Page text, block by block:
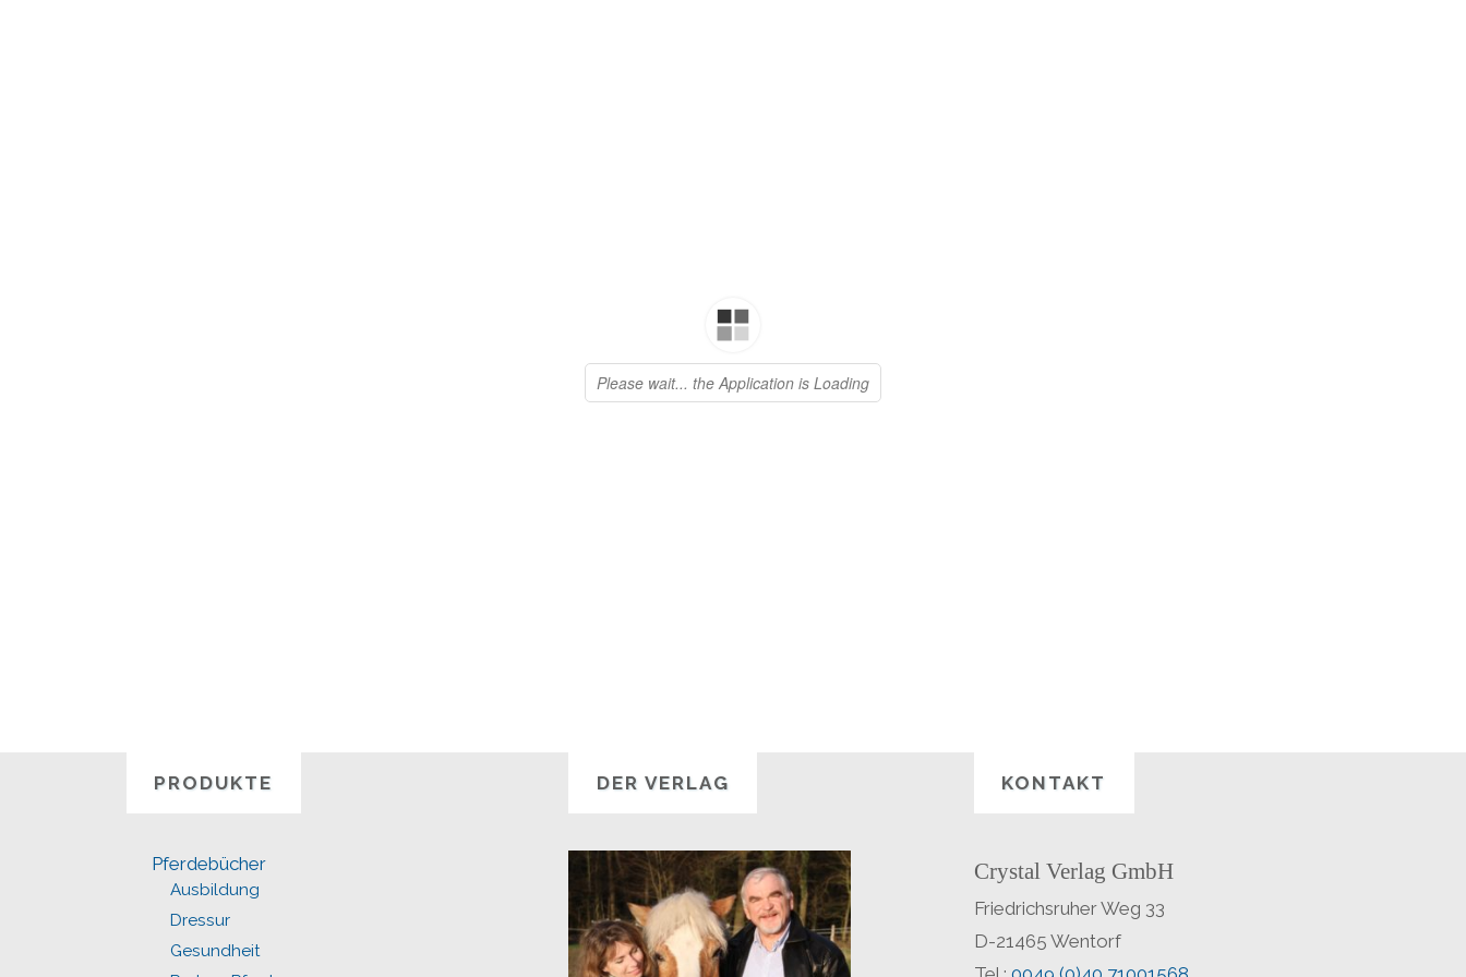
PRODUKTE
Pferdebücher
Ausbildung
Dressur
Gesundheit
DER VERLAG KONTAKT
Crystal Verlag GmbH
Friedrichsruher Weg 33
D-21465 Wentorf